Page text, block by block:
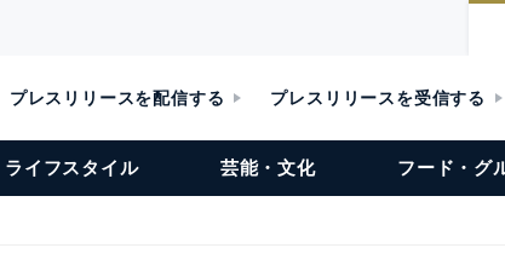
プレスリリースを配信する プレスリリースを受信する
ライフスタイル 芸能・文化 フード・グ